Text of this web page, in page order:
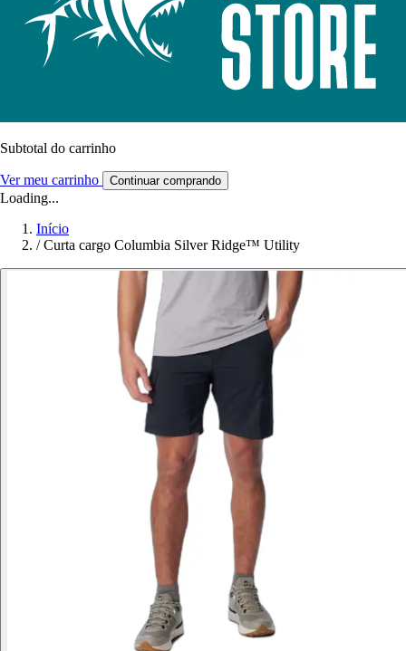
Subtotal do carrinho
Ver meu carrinho Continuar comprando
Loading...
Início
/ Curta cargo Columbia Silver Ridge™ Utility